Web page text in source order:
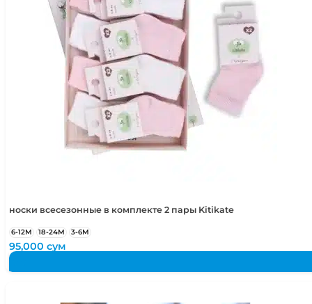
110-116 см
носки всесезонные в комплекте 2 пары Kitikate
6-12М 18-24М 3-6М
95,000сум